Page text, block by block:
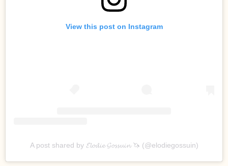
View this post on Instagram
A post shared by 𝓔́𝓵𝓸𝓭𝓲𝓮 𝓖𝓸𝓼𝓼𝓾𝓲𝓷 🦄 (@elodiegossuin)